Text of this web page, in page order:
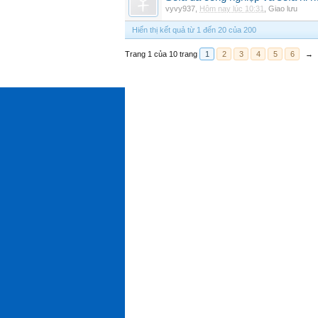
vyvy937 Hôm nay lúc 10:31 Giao lưu
Hiển thị kết quả từ 1 đến 20 của 200
Trang 1 của 10 trang 1 2 3 4 5 6 →